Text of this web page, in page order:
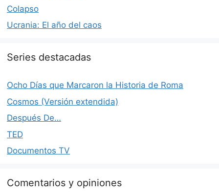
Colapso
Ucrania: El año del caos
Series destacadas
Ocho Días que Marcaron la Historia de Roma
Cosmos (Versión extendida)
Después De…
TED
Documentos TV
Comentarios y opiniones